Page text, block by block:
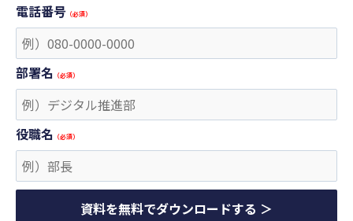
電話番号 （必須）
部署名 （必須）
役職名 （必須）